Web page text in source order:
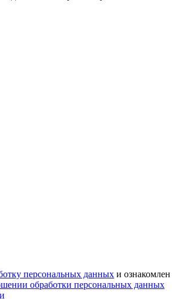
персональных данных и ознакомлен
обработки персональных данных